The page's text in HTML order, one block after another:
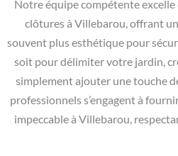
Notre équipe compétente excelle
clôtures à Villebarou, offrant
souvent plus esthétique pour
soit pour délimiter votre jardin,
simplement ajouter une touche
professionnels s’engagent à
impeccable à Villebarou,